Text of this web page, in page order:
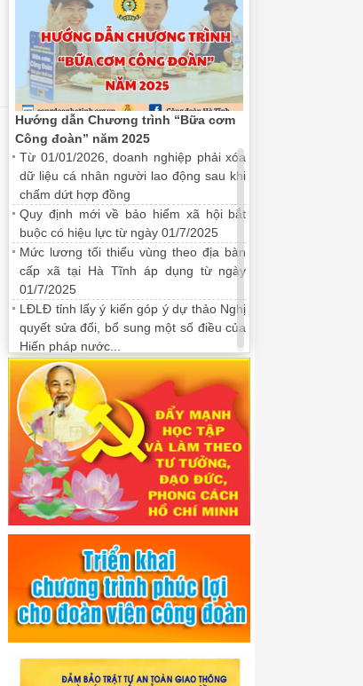
Hướng dẫn Chương trình “Bữa cơm
Công đoàn” năm 2025
Từ 01/01/2026, doanh nghiệp phải xóa
dữ liệu cá nhân người lao động sau khi
chấm dứt hợp đồng
Quy định mới về bảo hiểm xã hội bắt
buộc có hiệu lực từ ngày 01/7/2025
Mức lương tối thiểu vùng theo địa bàn
cấp xã tại Hà Tĩnh áp dụng từ ngày
01/7/2025
LĐLĐ tỉnh lấy ý kiến góp ý dự thảo Nghị
quyết sửa đổi, bổ sung một số điều của
Hiến pháp nước...